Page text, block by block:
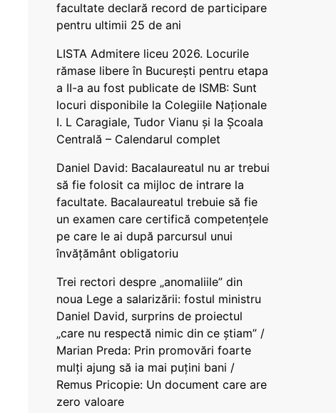
facultate declară record de participare
pentru ultimii 25 de ani
LISTA Admitere liceu 2026. Locurile
rămase libere în București pentru etapa
a II-a au fost publicate de ISMB: Sunt
locuri disponibile la Colegiile Naționale
I. L Caragiale, Tudor Vianu și la Școala
Centrală – Calendarul complet
Daniel David: Bacalaureatul nu ar trebui
să fie folosit ca mijloc de intrare la
facultate. Bacalaureatul trebuie să fie
un examen care certifică competențele
pe care le ai după parcursul unui
învățământ obligatoriu
Trei rectori despre „anomaliile” din
noua Lege a salarizării: fostul ministru
Daniel David, surprins de proiectul
„care nu respectă nimic din ce știam” /
Marian Preda: Prin promovări foarte
mulți ajung să ia mai puțini bani /
Remus Pricopie: Un document care are
zero valoare